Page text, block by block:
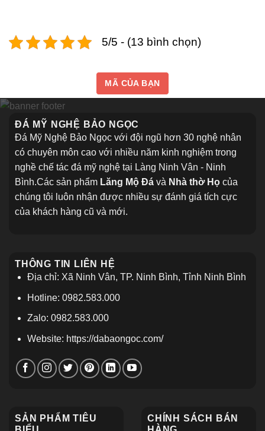
5/5 - (13 bình chọn)
MÃ CỦA BẠN
ĐÁ MỸ NGHỆ BẢO NGỌC
Đá Mỹ Nghệ Bảo Ngọc với đội ngũ hơn 30 nghệ nhân
có chuyên môn cao với nhiều năm kinh nghiệm trong
nghề chế tác đá mỹ nghệ tại Làng Ninh Vân - Ninh
Bình.Các sản phẩm Lăng Mộ Đá và Nhà thờ Họ của
chúng tôi luôn nhận được nhiều sự đánh giá tích cực
của khách hàng cũ và mới.
THÔNG TIN LIÊN HỆ
Địa chỉ: Xã Ninh Vân, TP. Ninh Bình, Tỉnh Ninh Bình
Hotline: 0982.583.000
Zalo: 0982.583.000
Website: https://dabaongoc.com/
SẢN PHẨM TIÊU
CHÍNH SÁCH BÁN